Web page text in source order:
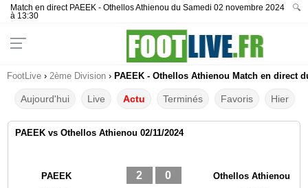
Match en direct PAEEK - Othellos Athienou du Samedi 02 novembre 2024
à 13:30
🔍
FootLive › 2ème Division › PAEEK - Othellos Athienou Match en direct
Aujourd'hui Live Actu Terminés Favoris Hier
PAEEK vs Othellos Athienou 02/11/2024
PAEEK 2 0 Othellos Athienou